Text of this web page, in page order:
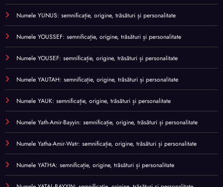
Numele YUNUS: semnificație, origine, trăsături și personalitate
Numele YOUSSEF: semnificație, origine, trăsături și personalitate
Numele YOUSEF: semnificație, origine, trăsături și personalitate
Numele YAUTAH: semnificație, origine, trăsături și personalitate
Numele YAUK: semnificație, origine, trăsături și personalitate
Numele Yath-Amir-Bayyin: semnificație, origine, trăsături și personalitate
Numele Yatha-Amir-Watr: semnificație, origine, trăsături și personalitate
Numele YATHA: semnificație, origine, trăsături și personalitate